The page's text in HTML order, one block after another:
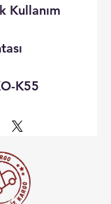
Kullanım
K55